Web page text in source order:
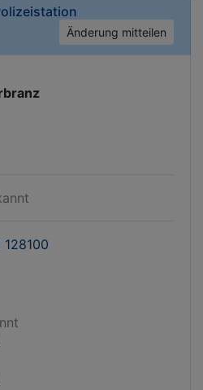
Änderung mitteilen